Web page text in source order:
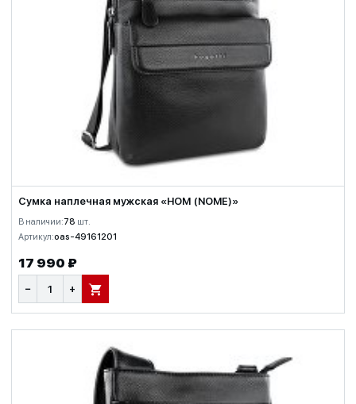
Сумка наплечная мужская «НОМ (NOME)»
В наличии:78 шт.
Артикул:oas-49161201
17 990 ₽
− + В КОРЗИНУ